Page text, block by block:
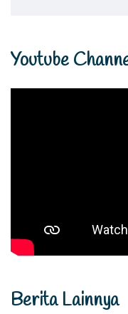
Youtube
Berita Lainnya